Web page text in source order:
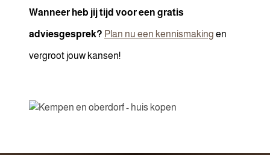
Wanneer heb jij tijd voor een gratis
adviesgesprek? Plan nu een kennismaking en
vergroot jouw kansen!